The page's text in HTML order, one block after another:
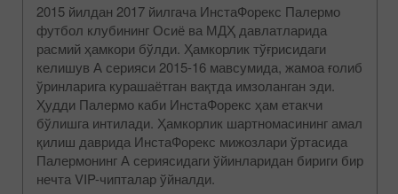
2015 йилдан 2017 йилгача ИнстаФорекс Палермо
футбол клубининг Осиё ва МДҲ давлатларида
расмий ҳамкори бўлди. Ҳамкорлик тўғрисидаги
келишув А серияси 2015-16 мавсумида, жамоа ғолиб
ўринларига курашаётган вақтда имзоланган эди.
Ҳудди Палермо каби ИнстаФорекс ҳам етакчи
бўлишга интилади. Ҳамкорлик шартномасининг амал
қилиш даврида ИнстаФорекс мижозлари ўртасида
Палермонинг А сериясидаги ўйинларидан бириги бир
нечта VIP-чипталар ўйналди.